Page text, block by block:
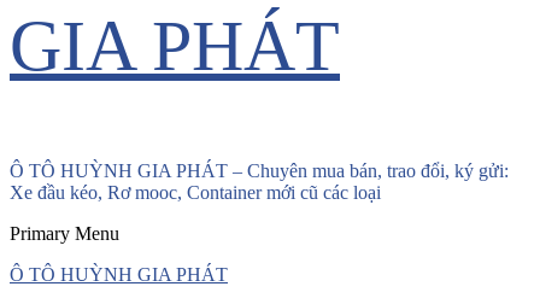
GIA PHÁT
Ô TÔ HUỲNH GIA PHÁT – Chuyên mua bán, trao đổi, ký gửi:
Xe đầu kéo, Rơ mooc, Container mới cũ các loại
Primary Menu
Ô TÔ HUỲNH GIA PHÁT